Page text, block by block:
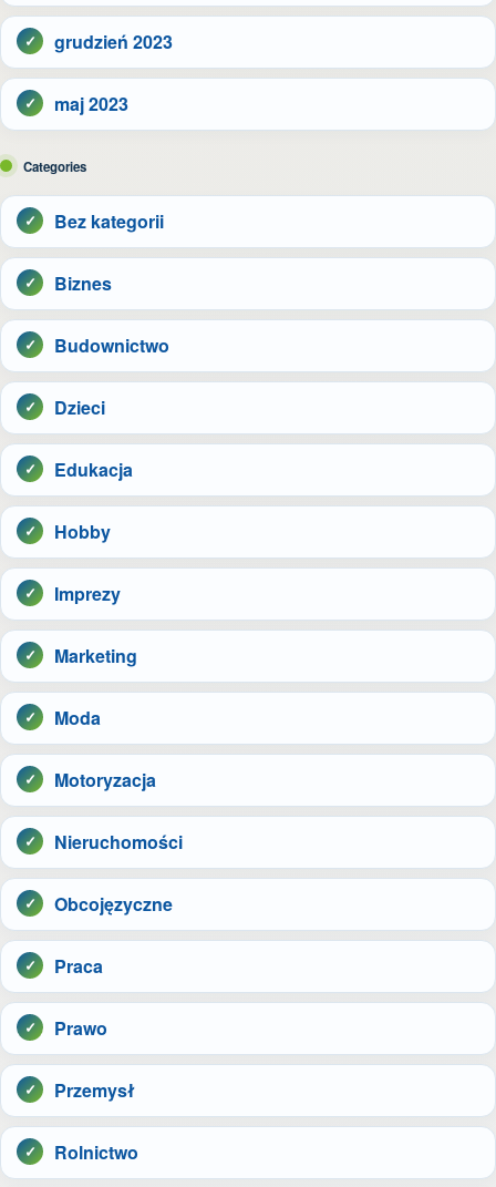
grudzień 2023
maj 2023
Categories
Bez kategorii
Biznes
Budownictwo
Dzieci
Edukacja
Hobby
Imprezy
Marketing
Moda
Motoryzacja
Nieruchomości
Obcojęzyczne
Praca
Prawo
Przemysł
Rolnictwo